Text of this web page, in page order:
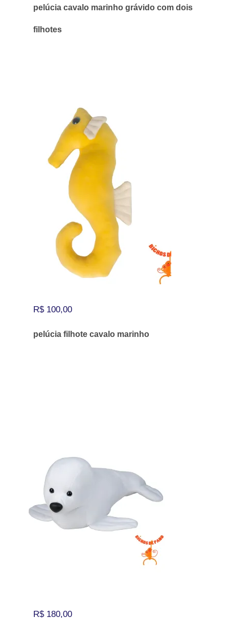
pelúcia cavalo marinho grávido com dois
filhotes
R$100,00
pelúcia filhote cavalo marinho
R$180,00